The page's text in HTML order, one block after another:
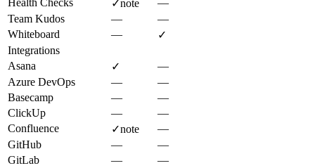
✓note
Team Kudos
—
—
Whiteboard
—
✓
Integrations
Asana
✓
—
Azure DevOps
—
—
Basecamp
—
—
ClickUp
—
—
Confluence
✓note
—
GitHub
—
—
GitLab
—
—